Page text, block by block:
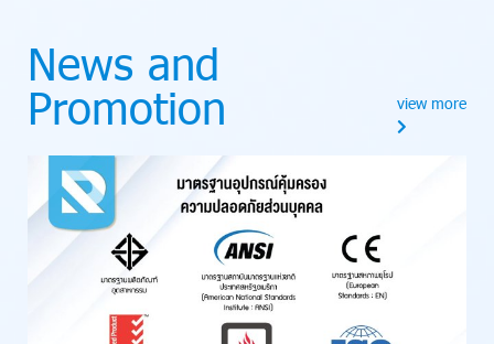
News and
Promotion view more